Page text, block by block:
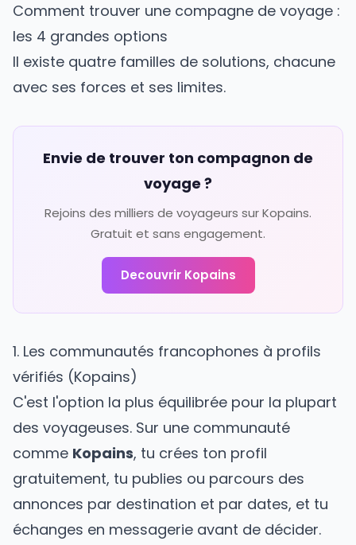
Comment trouver une compagne de voyage :
les 4 grandes options
Il existe quatre familles de solutions, chacune
avec ses forces et ses limites.
Envie de trouver ton compagnon de
voyage ?
Rejoins des milliers de voyageurs sur Kopains.
Gratuit et sans engagement.
Decouvrir Kopains
1. Les communautés francophones à profils
vérifiés (Kopains)
C'est l'option la plus équilibrée pour la plupart
des voyageuses. Sur une communauté
comme Kopains, tu crées ton profil
gratuitement, tu publies ou parcours des
annonces par destination et par dates, et tu
échanges en messagerie avant de décider.